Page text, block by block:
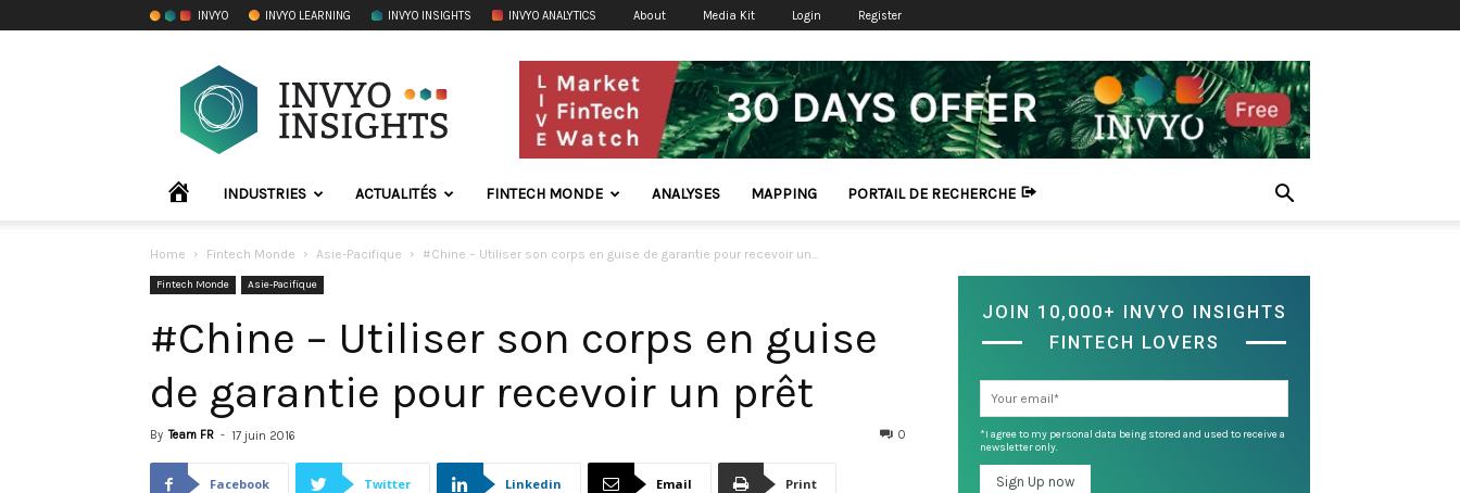
INVYO INVYO LEARNING INVYO INSIGHTS INVYO ANALYTICS About Media Kit Login Register
INVYO
Insights
France
ACCUEIL INDUSTRIES ACTUALITÉS FINTECH MONDE ANALYSES MAPPING PORTAIL DE RECHERCHE
Home Fintech Monde Asie-Pacifique #Chine – Utiliser son corps en guise de garantie pour recevoir un...
Fintech Monde Asie-Pacifique
#Chine – Utiliser son corps en guise
de garantie pour recevoir un prêt
By Team FR - 17 juin 2016 0
Facebook Twitter Linkedin Email Print
JOIN 10,000+ INVYO INSIGHTS
FINTECH LOVERS
*I agree to my personal data being stored and used to receive a
newsletter only.